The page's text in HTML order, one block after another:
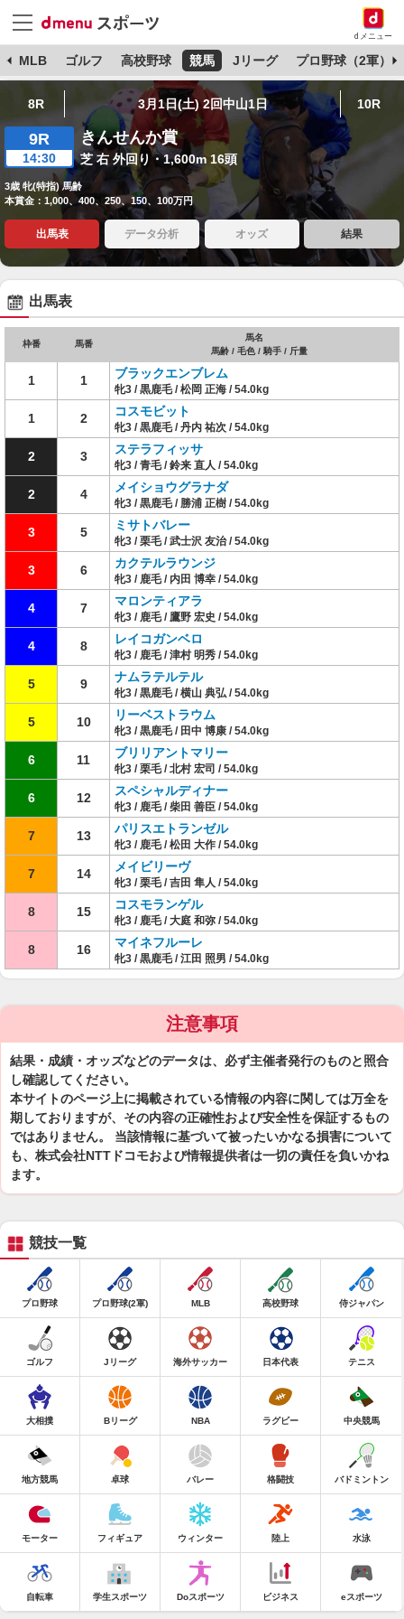
dメニュー
MLB ゴルフ 高校野球 競馬 Jリーグ プロ野球（2軍）
8R 3月1日(土) 2回中山1日 10R
9R
14:30
きんせんか賞
芝 右 外回り・1,600m 16頭
3歳 牝(特指) 馬齢
本賞金：1,000、400、250、150、100万円
出馬表 データ分析 オッズ 結果
出馬表
枠番 馬番
馬名
馬齢 / 毛色 / 騎手 / 斤量
1 1 ブラックエンブレム
牝3 / 黒鹿毛 / 松岡 正海 / 54.0kg
1 2 コスモビット
牝3 / 黒鹿毛 / 丹内 祐次 / 54.0kg
2 3 ステラフィッサ
牝3 / 青毛 / 鈴来 直人 / 54.0kg
2 4 メイショウグラナダ
牝3 / 黒鹿毛 / 勝浦 正樹 / 54.0kg
3 5 ミサトバレー
牝3 / 栗毛 / 武士沢 友治 / 54.0kg
3 6 カクテルラウンジ
牝3 / 鹿毛 / 内田 博幸 / 54.0kg
4 7 マロンティアラ
牝3 / 鹿毛 / 鷹野 宏史 / 54.0kg
4 8 レイコガンベロ
牝3 / 鹿毛 / 津村 明秀 / 54.0kg
5 9 ナムラテルテル
牝3 / 黒鹿毛 / 横山 典弘 / 54.0kg
5 10 リーベストラウム
牝3 / 黒鹿毛 / 田中 博康 / 54.0kg
6 11 ブリリアントマリー
牝3 / 栗毛 / 北村 宏司 / 54.0kg
6 12 スペシャルディナー
牝3 / 鹿毛 / 柴田 善臣 / 54.0kg
7 13 パリスエトランゼル
牝3 / 鹿毛 / 松田 大作 / 54.0kg
7 14 メイビリーヴ
牝3 / 栗毛 / 吉田 隼人 / 54.0kg
8 15 コスモランゲル
牝3 / 鹿毛 / 大庭 和弥 / 54.0kg
8 16 マイネフルーレ
牝3 / 黒鹿毛 / 江田 照男 / 54.0kg
注意事項
結果・成績・オッズなどのデータは、必ず主催者発行のものと照合
し確認してください。
本サイトのページ上に掲載されている情報の内容に関しては万全を
期しておりますが、その内容の正確性および安全性を保証するもの
ではありません。 当該情報に基づいて被ったいかなる損害について
も、株式会社NTTドコモおよび情報提供者は一切の責任を負いかね
ます。
競技一覧
プロ野球 プロ野球(2軍) MLB 高校野球 侍ジャパン
ゴルフ Jリーグ 海外サッカー 日本代表 テニス
大相撲 Bリーグ NBA ラグビー 中央競馬
地方競馬 卓球 バレー 格闘技 バドミントン
モーター フィギュア ウィンター 陸上 水泳
自転車 学生スポーツ Doスポーツ ビジネス eスポーツ